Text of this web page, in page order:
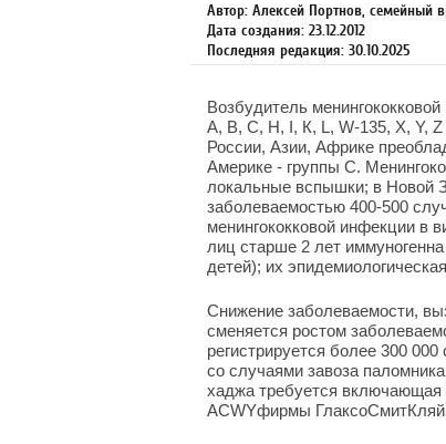
Автор: Алексей Портнов, семейный
Дата создания: 23.12.2012
Последняя редакция: 30.10.2025
Возбудитель
А, В, С, Н, I, К, L, W-135, X, Y,
России, Азии, Африке
Америке - группы С.
локальные вспышки; в Новой
заболеваемостью 400-500
менингококковой инфекции в
лиц старше 2 лет
детей); их
Снижение заболеваемости,
сменяется ростом
регистрируется более 300
со случаями завоза
хаджа требуется включающая
ACWYфирмы